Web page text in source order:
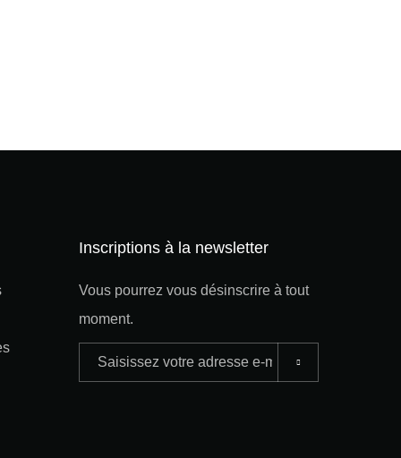
Inscriptions à la newsletter
Vous pourrez vous désinscrire à tout
moment.
Adresse
e-